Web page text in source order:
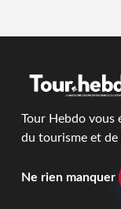
Tour Hebdo vous
du tourisme et
Ne rien manquer